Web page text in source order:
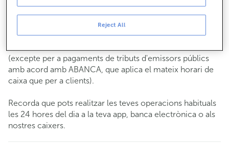
Operacions amb efectiu
Clients: de dilluns a divendres de 8:15 a 11:00
Si no ets client, l'horari de caixa serà elsdimarts i dijous
(excepte per a pagaments de tributs d'emissors públics
amb acord amb ABANCA, que aplica el mateix horari de
caixa que per a clients).
Recorda que pots realitzar les teves operacions habituals
les 24 hores del dia a la teva app, banca electrònica o als
nostres caixers.
Reject All